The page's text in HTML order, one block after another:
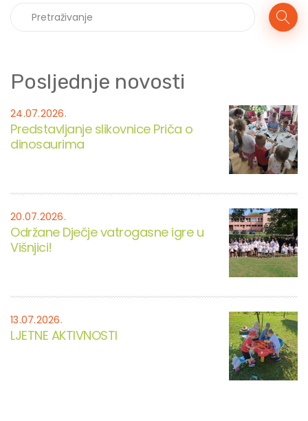
Posljednje novosti
24.07.2026.
Predstavljanje slikovnice Priča o
dinosaurima
20.07.2026.
Održane Dječje vatrogasne igre u
Višnjici!
13.07.2026.
LJETNE AKTIVNOSTI